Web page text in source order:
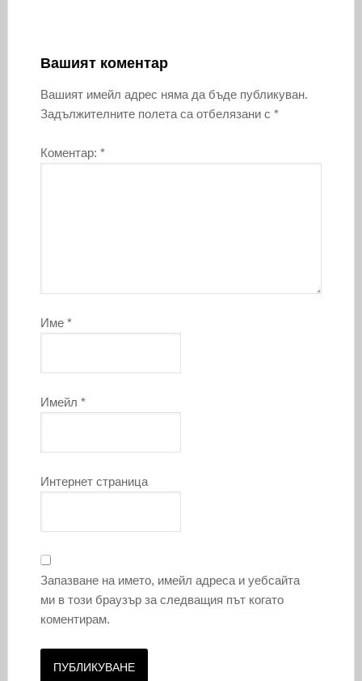
Вашият коментар
Вашият имейл адрес няма да бъде публикуван.
Задължителните полета са отбелязани с *
Коментар: *
Име *
Имейл *
Интернет страница
Запазване на името, имейл адреса и уебсайта
ми в този браузър за следващия път когато
коментирам.